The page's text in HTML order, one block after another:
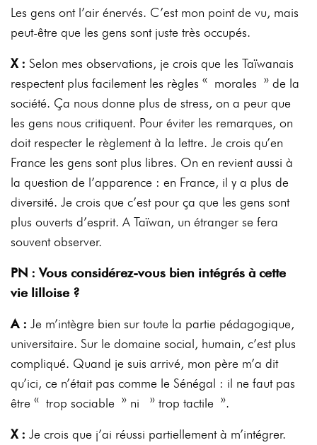
Les gens ont l’air énervés. C’est mon point de vu, mais
peut-être que les gens sont juste très occupés.
X : Selon mes observations, je crois que les Taïwanais
respectent plus facilement les règles « morales » de la
société. Ça nous donne plus de stress, on a peur que
les gens nous critiquent. Pour éviter les remarques, on
doit respecter le règlement à la lettre. Je crois qu’en
France les gens sont plus libres. On en revient aussi à
la question de l’apparence : en France, il y a plus de
diversité. Je crois que c’est pour ça que les gens sont
plus ouverts d’esprit. A Taïwan, un étranger se fera
souvent observer.
PN : Vous considérez-vous bien intégrés à cette
vie lilloise ?
A :Je m’intègre bien sur toute la partie pédagogique,
universitaire. Sur le domaine social, humain, c’est plus
compliqué. Quand je suis arrivé, mon père m’a dit
qu’ici, ce n’était pas comme le Sénégal : il ne faut pas
être « trop sociable » ni » trop tactile ».
X : Je crois que j’ai réussi partiellement à m’intégrer.